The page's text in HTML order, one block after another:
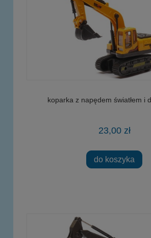
koparka z napędem światłem i
23,00 zł
do koszyka